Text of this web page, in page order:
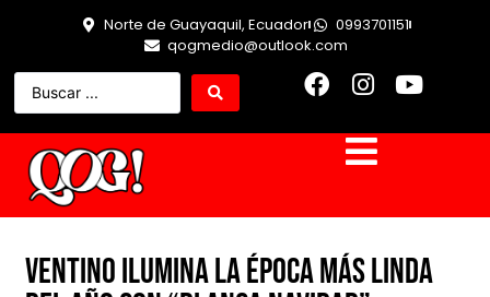
Norte de Guayaquil, Ecuador
0993701151
qogmedio@outlook.com
Ventino ilumina la época más linda